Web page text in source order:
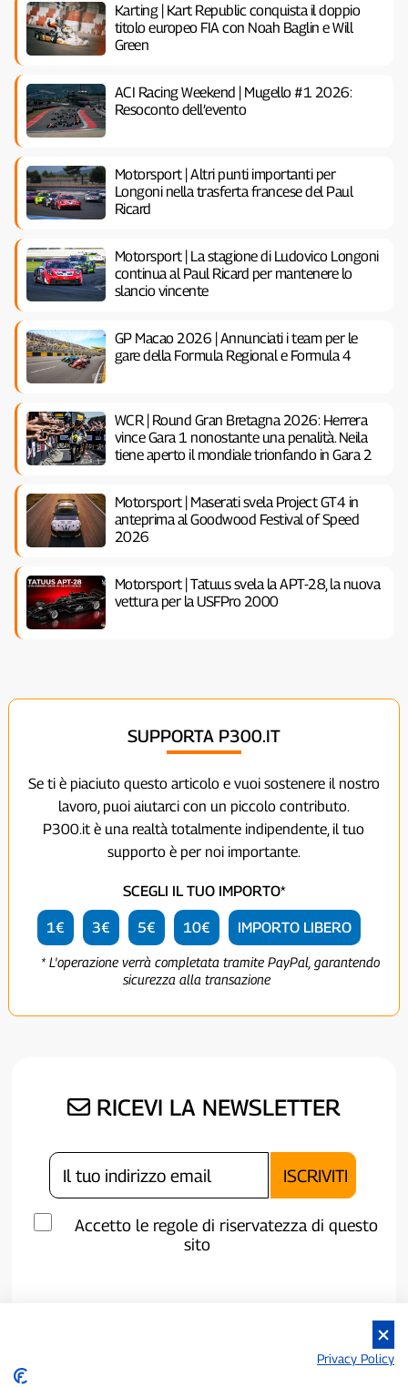
Karting | Kart Republic conquista il doppio
titolo europeo FIA con Noah Baglin e Will
Green
ACI Racing Weekend | Mugello #1 2026:
Resoconto dell’evento
Motorsport | Altri punti importanti per
Longoni nella trasferta francese del Paul
Ricard
Motorsport | La stagione di Ludovico Longoni
continua al Paul Ricard per mantenere lo
slancio vincente
GP Macao 2026 | Annunciati i team per le
gare della Formula Regional e Formula 4
WCR | Round Gran Bretagna 2026: Herrera
vince Gara 1 nonostante una penalità. Neila
tiene aperto il mondiale trionfando in Gara 2
Motorsport | Maserati svela Project GT4 in
anteprima al Goodwood Festival of Speed
2026
Motorsport | Tatuus svela la APT-28, la nuova
vettura per la USFPro 2000
SUPPORTA P300.IT
Se ti è piaciuto questo articolo e vuoi sostenere il nostro
lavoro, puoi aiutarci con un piccolo contributo.
P300.it è una realtà totalmente indipendente, il tuo
supporto è per noi importante.
SCEGLI IL TUO IMPORTO*
1€ 3€ 5€ 10€ IMPORTO LIBERO
* L'operazione verrà completata tramite PayPal, garantendo
sicurezza alla transazione
RICEVI LA NEWSLETTER
Accetto le regole di riservatezza di questo
sito
Privacy Policy